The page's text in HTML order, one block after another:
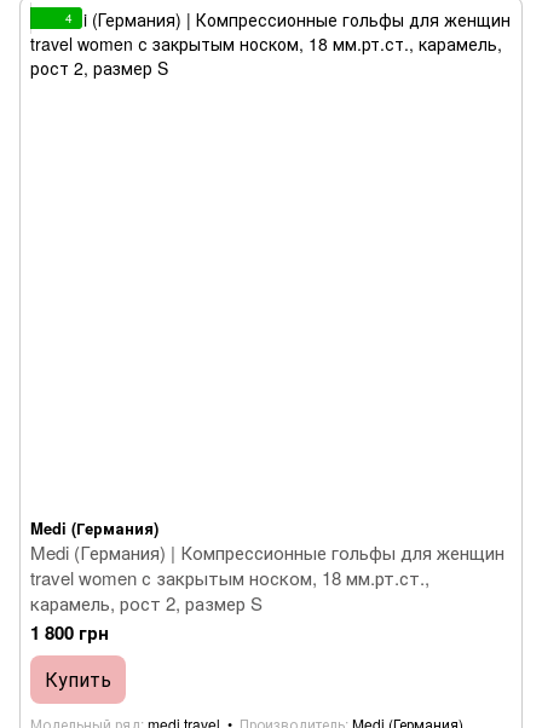
4
Medi (Германия)
Medi (Германия) | Компрессионные гольфы для женщин
travel women с закрытым носком, 18 мм.рт.ст.,
карамель, рост 2, размер S
1 800 грн
Купить
Модельный ряд medi travel Производитель Medi (Германия)